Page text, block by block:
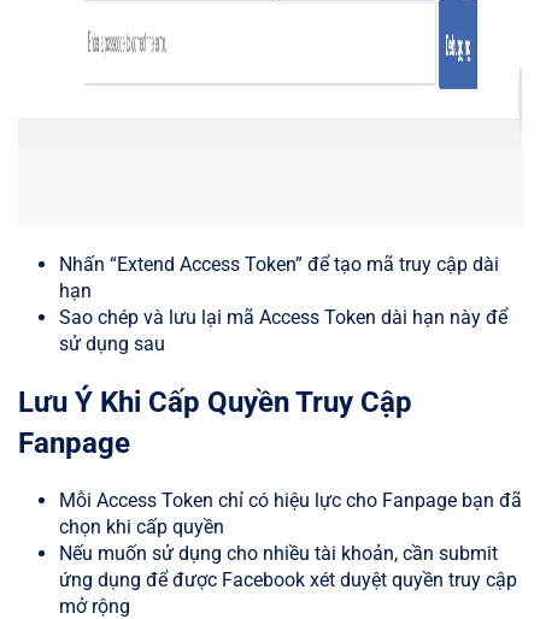
Nhấn “Extend Access Token” để tạo mã truy cập dài
hạn
Sao chép và lưu lại mã Access Token dài hạn này để
sử dụng sau
Lưu Ý Khi Cấp Quyền Truy Cập
Fanpage
Mỗi Access Token chỉ có hiệu lực cho Fanpage bạn đã
chọn khi cấp quyền
Nếu muốn sử dụng cho nhiều tài khoản, cần submit
ứng dụng để được Facebook xét duyệt quyền truy cập
mở rộng